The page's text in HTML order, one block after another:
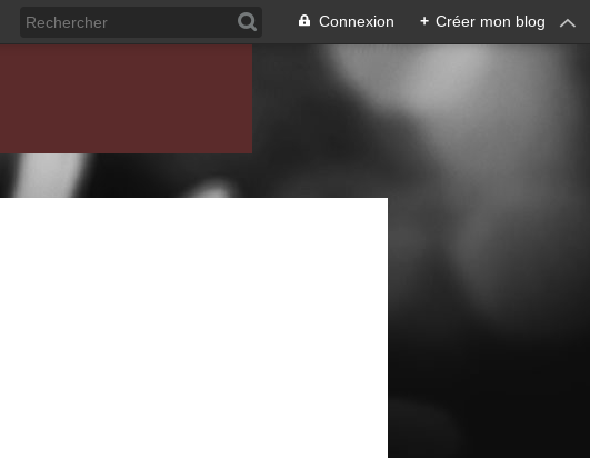
Connexion + Créer mon blog